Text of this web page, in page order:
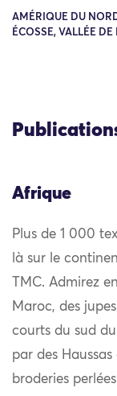
AMÉRIQUE DU
ÉCOSSE, VALLÉE
Afrique
Plus de 1 000
là sur le
TMC. Admirez
Maroc, des
courts du sud
par des
broderies